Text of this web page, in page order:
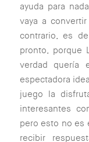
ayuda para
vaya a
contrario, es
pronto, porque
verdad quería
espectadora
juego la
interesantes
pero esto no es
recibir